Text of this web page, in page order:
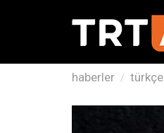
haberler türkçe